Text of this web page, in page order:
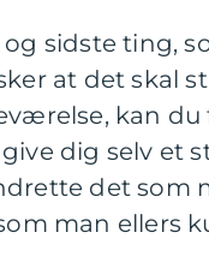
sidste ting,
at det skal
kan
dig selv et
det som
man ellers